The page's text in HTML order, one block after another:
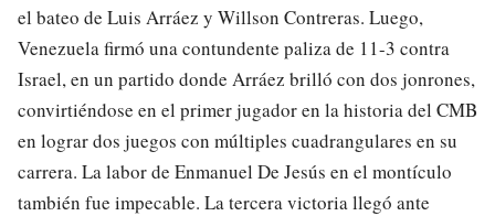
el bateo de Luis Arráez y Willson Contreras. Luego,
Venezuela firmó una contundente paliza de 11-3 contra
Israel, en un partido donde Arráez brilló con dos jonrones,
convirtiéndose en el primer jugador en la historia del CMB
en lograr dos juegos con múltiples cuadrangulares en su
carrera. La labor de Enmanuel De Jesús en el montículo
también fue impecable. La tercera victoria llegó ante